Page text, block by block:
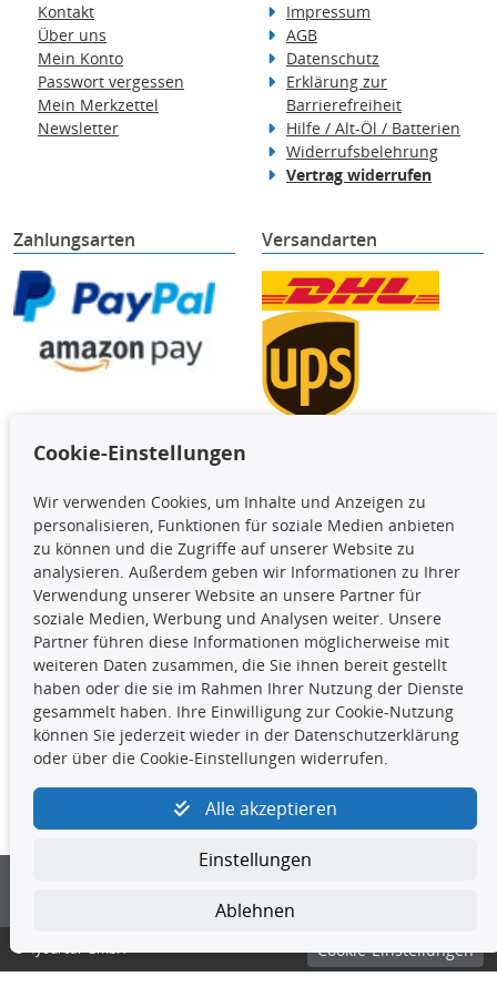
Kontakt
Über uns
Mein Konto
Passwort vergessen
Mein Merkzettel
Newsletter
Impressum
AGB
Datenschutz
Erklärung zur
Barrierefreiheit
Hilfe / Alt-Öl / Batterien
Widerrufsbelehrung
Vertrag widerrufen
Zahlungsarten Versandarten
Die hier angezeigten Daten,
insbesondere die gesamte Datenbank,
dürfen nicht kopiert werden. Es ist zu
unterlassen, die Daten oder die gesamte Datenbank ohne
vorherige Zustimmung TecDocs zu vervielfältigen, zu
verbreiten und/oder diese Handlungen durch Dritte ausführen
zu lassen. Ein Zuwiderhandeln stellt eine
Urheberrechtsverletzung dar und wird verfolgt.
Kontakt
4yourcar GmbH | Avidesweg 1 | 27386 Hemsbünde |
kundenservice@4yourcar.de
© 4yourcar GmbH Cookie-Einstellungen
Cookie-Einstellungen
Wir verwenden Cookies, um Inhalte und Anzeigen zu
personalisieren, Funktionen für soziale Medien anbieten
zu können und die Zugriffe auf unserer Website zu
analysieren. Außerdem geben wir Informationen zu Ihrer
Verwendung unserer Website an unsere Partner für
soziale Medien, Werbung und Analysen weiter. Unsere
Partner führen diese Informationen möglicherweise mit
weiteren Daten zusammen, die Sie ihnen bereit gestellt
haben oder die sie im Rahmen Ihrer Nutzung der Dienste
gesammelt haben. Ihre Einwilligung zur Cookie-Nutzung
können Sie jederzeit wieder in der Datenschutzerklärung
oder über die Cookie-Einstellungen widerrufen.
Alle akzeptieren
Einstellungen
Ablehnen